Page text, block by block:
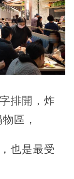
排開，炸
區，
也是最受